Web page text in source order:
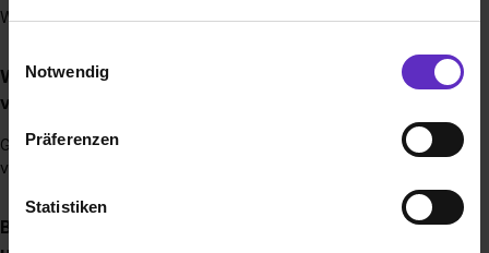
Benutzung der Webseite getroffenen Einstellungen zu
Webseite zu analysieren („Statistiken“), um
Informationen zu deiner Verwendung unserer Website an
Notwendig
Präferenzen
Statistiken
Wir können jährlich ca. 6-12 Ausbildungsplätze vergeben.
Wie werden Ausbildungsstellen bei Ihnen
vergütet?
Gemäß betrieblicher Regelungen in Anlehnung an
vergleichbare Tarifverträge im Metallbereich.
Brauche ich einen bestimmten Schulabschluss,